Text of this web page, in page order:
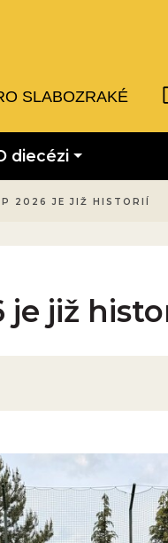
SLABOZRAKÉ
diecézi
2026 JE JIŽ HISTORIÍ
je již